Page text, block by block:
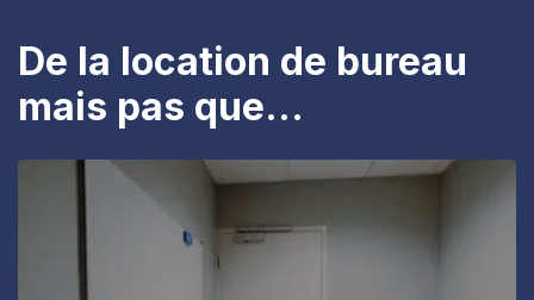
De la location de bureau
mais pas que...